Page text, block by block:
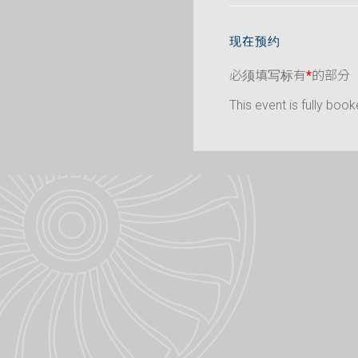
现在预约
必须填写标有*的部分
This event is fully